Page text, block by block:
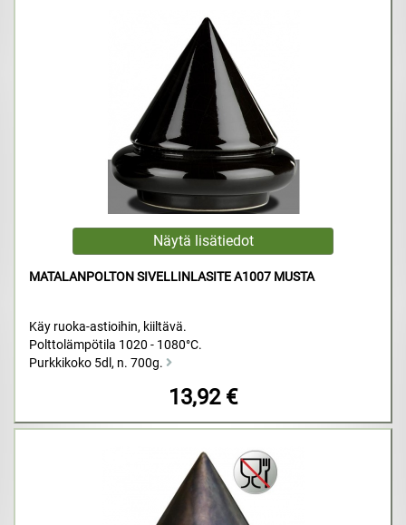
MATALANPOLTON SIVELLINLASITE A1007 MUSTA
Käy ruoka-astioihin, kiiltävä.
Polttolämpötila 1020 - 1080°C.
Purkkikoko 5dl, n. 700g.
13,92 €